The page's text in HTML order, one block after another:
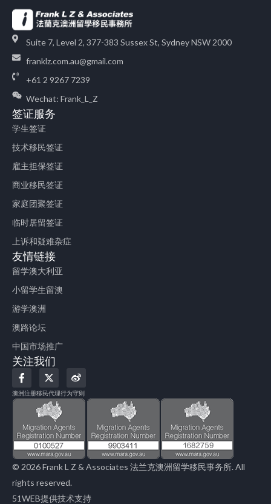
Suite 7, Level 2, 377-383 Sussex St, Sydney NSW 2000
franklz.com.au@gmail.com
+61 2 9267 7239
Wechat: Frank_L_Z
签证服务
学生签证
技术移民签证
雇主担保签证
商业移民签证
家庭团聚签证
临时居留签证
上诉和疑难杂症
友情链接
留学澳大利亚
小留学生留澳
游学澳洲
澳路论坛
中国市场推广
关注我们
F
a
c
e
o
k
-
f
X
-
t
w
i
t
t
e
r
W
e
i
b
澳洲注册移民代理行为守则
© 2026 Frank L Z & Associates 法兰克澳洲留学移民事务所. All
rights reserved.
51WEB提供技术支持